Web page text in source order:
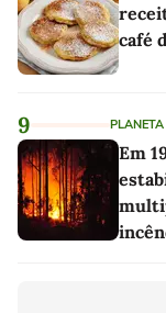
café
9 PLANETA
Em